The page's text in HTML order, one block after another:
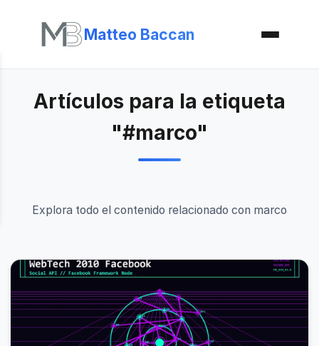
Matteo Baccan
Artículos para la etiqueta
"#marco"
Explora todo el contenido relacionado con marco